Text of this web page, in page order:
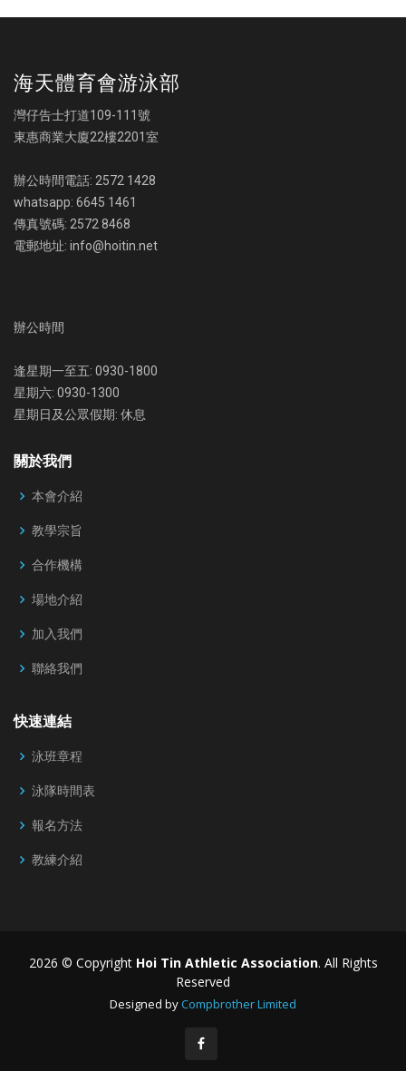
海天體育會游泳部
灣仔告士打道109-111號
東惠商業大廈22樓2201室
辦公時間電話: 2572 1428
whatsapp: 6645 1461
傳真號碼: 2572 8468
電郵地址: info@hoitin.net
辦公時間
逢星期一至五: 0930-1800
星期六: 0930-1300
星期日及公眾假期: 休息
關於我們
本會介紹
教學宗旨
合作機構
場地介紹
加入我們
聯絡我們
快速連結
泳班章程
泳隊時間表
報名方法
教練介紹
2026 © Copyright Hoi Tin Athletic Association. All Rights
Reserved
Designed byCompbrother Limited